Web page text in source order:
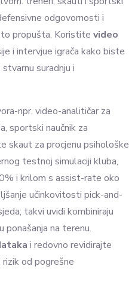
odgovornosti i
propušta. Koristite video
i intervjue igrača kako biste
suradnju i
npr. video-analitičar za
sportski naučnik za
skaut za procjenu psihološke
testnoj simulaciji kluba,
i krilom s assist-rate oko
učinkovitosti pick-and-
takvi uvidi kombiniraju
ponašanja na terenu.
i redovno revidirajte
od pogrešne